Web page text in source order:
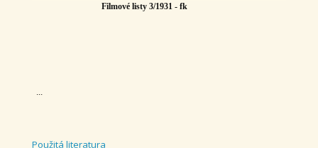
Filmové listy 3/1931 - fk
Použitá literatura